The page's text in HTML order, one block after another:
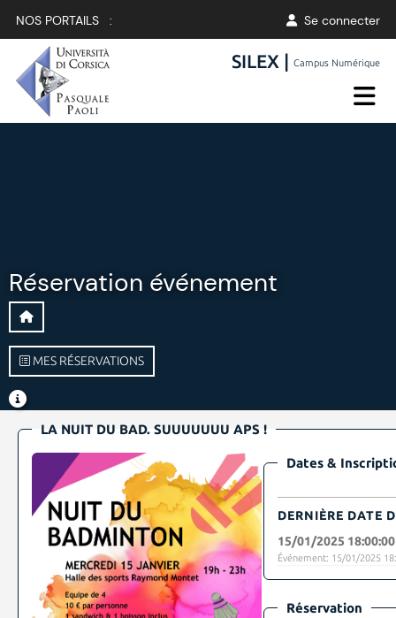
NOS PORTAILS : Se connecter
SILEX |Campus Numérique
Réservation événement
MES RÉSERVATIONS
LA NUIT DU BAD. SUUUUUUU APS !
Dates &
DERNIÈRE DATE
15/01/2025 18:00:00
Événement: 15/01/2025
Réservation